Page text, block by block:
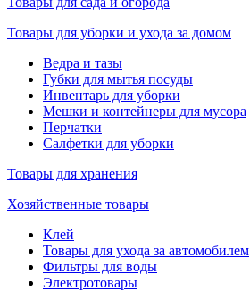
Товары для уборки и ухода за домом
Ведра и тазы
Губки для мытья посуды
Инвентарь для уборки
Мешки и контейнеры для мусора
Перчатки
Салфетки для уборки
Товары для хранения
Хозяйственные товары
Клей
Товары для ухода за автомобилем
Фильтры для воды
Электротовары